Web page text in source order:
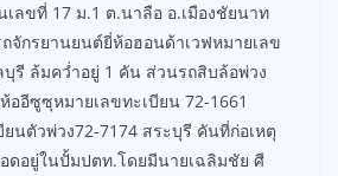
เลขที่ 17 ม.1 ต.นาลือ อ.เมืองชัยนาท
จักรยานยนต์ยี่ห้อฮอนด้าเวฟหมายเลข
บุรี ล้มคว่ำอยู่ 1 คัน ส่วนรถสิบล้อพ่วง
อีซูซุหมายเลขทะเบียน 72-1661
นตัวพ่วง72-7174 สระบุรี คันที่ก่อเหตุ
อดอยู่ในปั้มปตท.โดยมีนายเฉลิมชัย ศี